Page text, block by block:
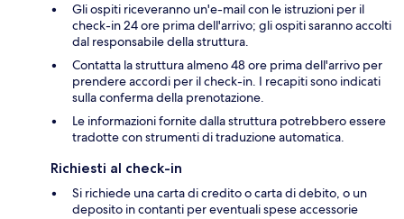
Gli ospiti riceveranno un'e-mail con le istruzioni per il
check-in 24 ore prima dell'arrivo; gli ospiti saranno accolti
dal responsabile della struttura.
Contatta la struttura almeno 48 ore prima dell'arrivo per
prendere accordi per il check-in. I recapiti sono indicati
sulla conferma della prenotazione.
Le informazioni fornite dalla struttura potrebbero essere
tradotte con strumenti di traduzione automatica.
Richiesti al check-in
Si richiede una carta di credito o carta di debito, o un
deposito in contanti per eventuali spese accessorie